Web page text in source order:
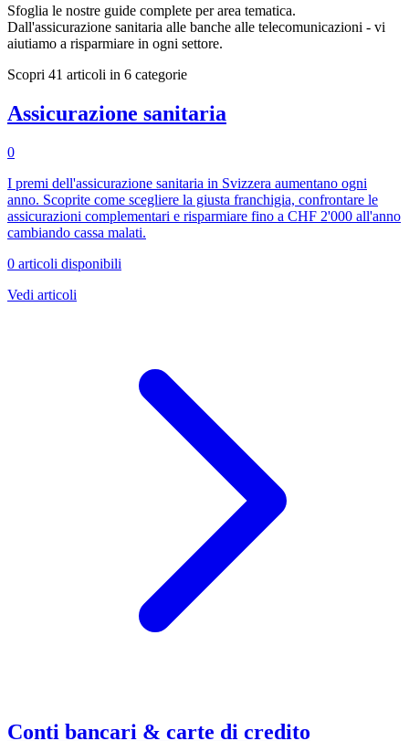
Sfoglia le nostre guide complete per area tematica.
Dall'assicurazione sanitaria alle banche alle telecomunicazioni - vi
aiutiamo a risparmiare in ogni settore.
Scopri 41 articoli in 6 categorie
Assicurazione sanitaria
0
I premi dell'assicurazione sanitaria in Svizzera aumentano ogni
anno. Scoprite come scegliere la giusta franchigia, confrontare le
assicurazioni complementari e risparmiare fino a CHF 2'000 all'anno
cambiando cassa malati.
0 articoli disponibili
Vedi articoli
Conti bancari & carte di credito